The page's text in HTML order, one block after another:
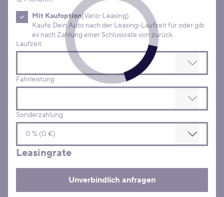
Mit Kaufoption(Vario-Leasing)
Kaufe Dein Auto nach der Leasing-Laufzeit für oder gib
es nach Zahlung einer Schlussrate von zurück.
Laufzeit
Fahrleistung
Sonderzahlung
Leasingrate
Unverbindlich anfragen